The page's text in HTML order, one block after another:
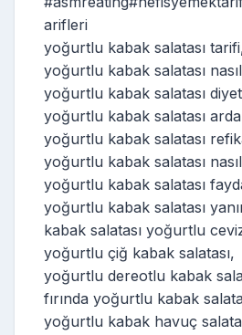
arifleri
yoğurtlu kabak salatası
yoğurtlu kabak salatası nasıl
yoğurtlu kabak salatası
yoğurtlu kabak salatası
yoğurtlu kabak salatası
yoğurtlu kabak salatası
yoğurtlu kabak salatası
yoğurtlu kabak salatası
kabak salatası yoğurtlu
yoğurtlu çiğ kabak salatası,
yoğurtlu dereotlu kabak
fırında yoğurtlu kabak
yoğurtlu kabak havuç